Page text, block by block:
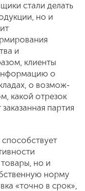
стали де­лать
но и
и
клиенты
о
о возмож­
какой отрезок
партия
но и
норму
«точно в срок»,